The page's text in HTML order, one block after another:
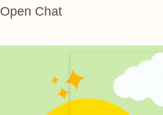
Open Chat